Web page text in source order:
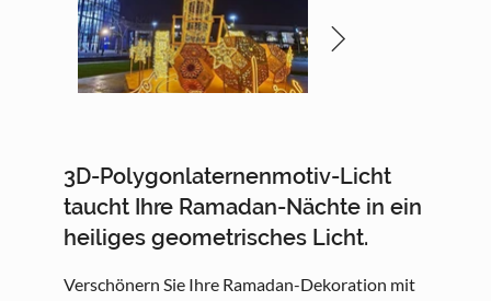
3D-Polygonlaternenmotiv-Licht
taucht Ihre Ramadan-Nächte in ein
heiliges geometrisches Licht.
Verschönern Sie Ihre Ramadan-Dekoration mit